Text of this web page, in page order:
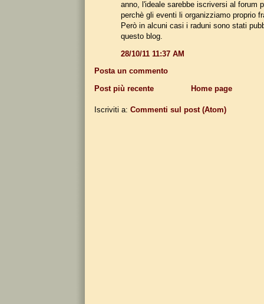
anno, l'ideale sarebbe iscriversi al forum
perchè gli eventi li organizziamo proprio
Però in alcuni casi i raduni sono stati
questo blog.
28/10/11 11:37 AM
Posta un commento
Post più recente
Home page
Iscriviti a: Commenti sul post (Atom)